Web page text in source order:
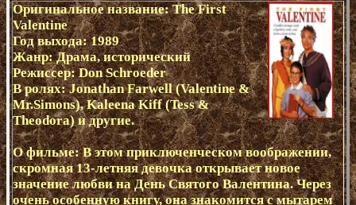
Оригинальное название: The First
Valentine
Год выхода: 1989
Жанр: Драма, исторический
Режиссер: Don Schroeder
В ролях: Jonathan Farwell (Valentine &
Mr.Simons), Kaleena Kiff (Tess &
Theodora) и другие.
О фильме: В этом приключенческом воображении,
скромная 13-летняя девочка открывает новое
значение любви на День Святого Валентина. Через
очень особенную книгу, она знакомится с мытарем